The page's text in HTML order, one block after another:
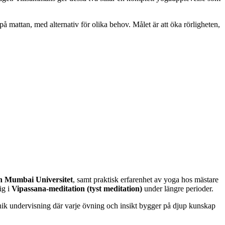
mattan, med alternativ för olika behov. Målet är att öka rörligheten,
Mumbai Universitet, samt praktisk erfarenhet av yoga hos mästare
i Vipassana-meditation (tyst meditation) under längre perioder.
undervisning där varje övning och insikt bygger på djup kunskap